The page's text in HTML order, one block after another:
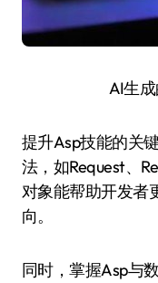
AI生
提升Asp技能的关
法，如Request、
对象能帮助开发者
向。
同时，掌握Asp与